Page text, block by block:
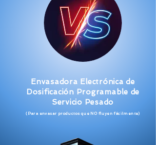
Envasadora Electrónica de
Dosificación Programable de
Servicio Pesado
(Para envasar productos que NO fluyen fácilmente)